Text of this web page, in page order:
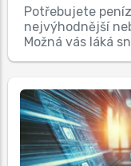
Potřebujete
nejvýhodnější
Možná vás láká